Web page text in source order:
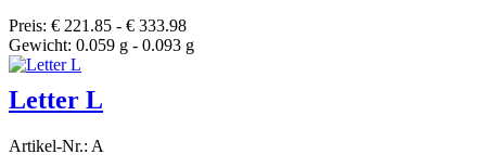
Preis: € 221.85 - € 333.98
Gewicht: 0.059 g - 0.093 g
Letter L
Artikel-Nr.: A